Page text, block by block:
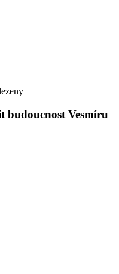
budoucnost Vesmíru